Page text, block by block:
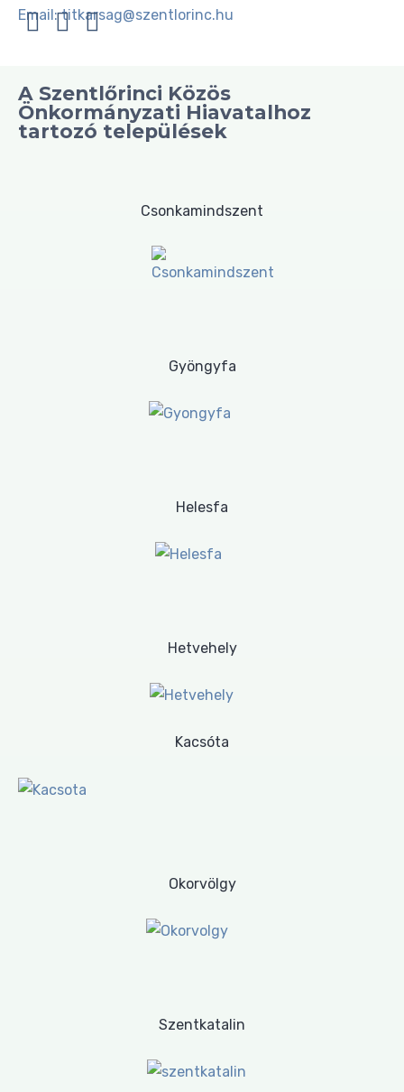
Email: titkarsag@szentlorinc.hu
A Szentlőrinci Közös
Önkormányzati Hiavatalhoz
tartozó települések
Csonkamindszent
Gyöngyfa
Helesfa
Hetvehely
Kacsóta
Okorvölgy
Szentkatalin